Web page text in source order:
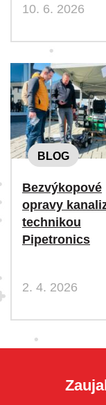
10. 6. 2026
BLOG
Bezvýkopové
opravy
technikou
Pipetronics
2. 4. 2026